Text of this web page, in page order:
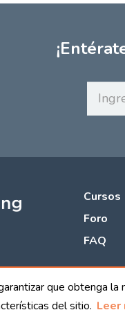
que obtenga
del sitio. Leer
Cursos
Foro
FAQ
Política